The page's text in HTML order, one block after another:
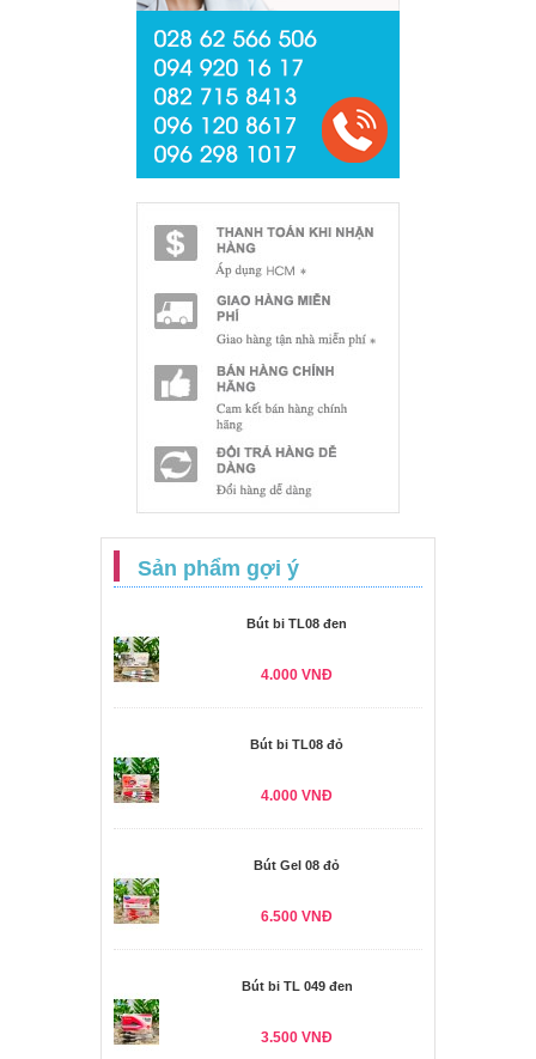
Sản phẩm gợi ý
Bút bi TL08 đen
4.000 VNĐ
Bút bi TL08 đỏ
4.000 VNĐ
Bút Gel 08 đỏ
6.500 VNĐ
Bút bi TL 049 đen
3.500 VNĐ